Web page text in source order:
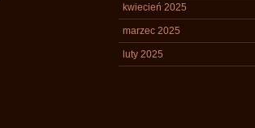
kwiecień 2025
marzec 2025
luty 2025